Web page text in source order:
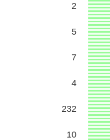
2
5
7
4
232
10